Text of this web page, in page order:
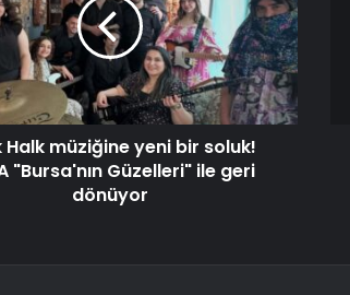
Halk müziğine yeni bir soluk!
"Bursa'nın Güzelleri" ile geri
dönüyor